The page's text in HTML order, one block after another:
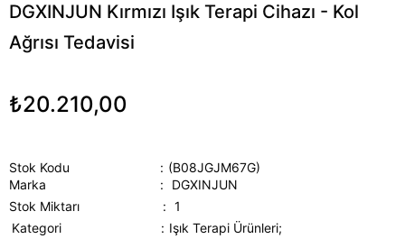
DGXINJUN Kırmızı Işık Terapi Cihazı - Kol
Ağrısı Tedavisi
₺20.210,00
Stok Kodu
(B08JGJM67G)
Marka
:
DGXINJUN
Stok Miktarı
: 1
Kategori
Işık Terapi Ürünleri;